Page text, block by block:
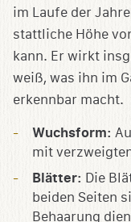
im Laufe der
stattliche Höhe
kann. Er wirkt
weiß, was ihn im
erkennbar macht.
Wuchsform:
mit
Blätter: Die
beiden Seiten
Behaarung